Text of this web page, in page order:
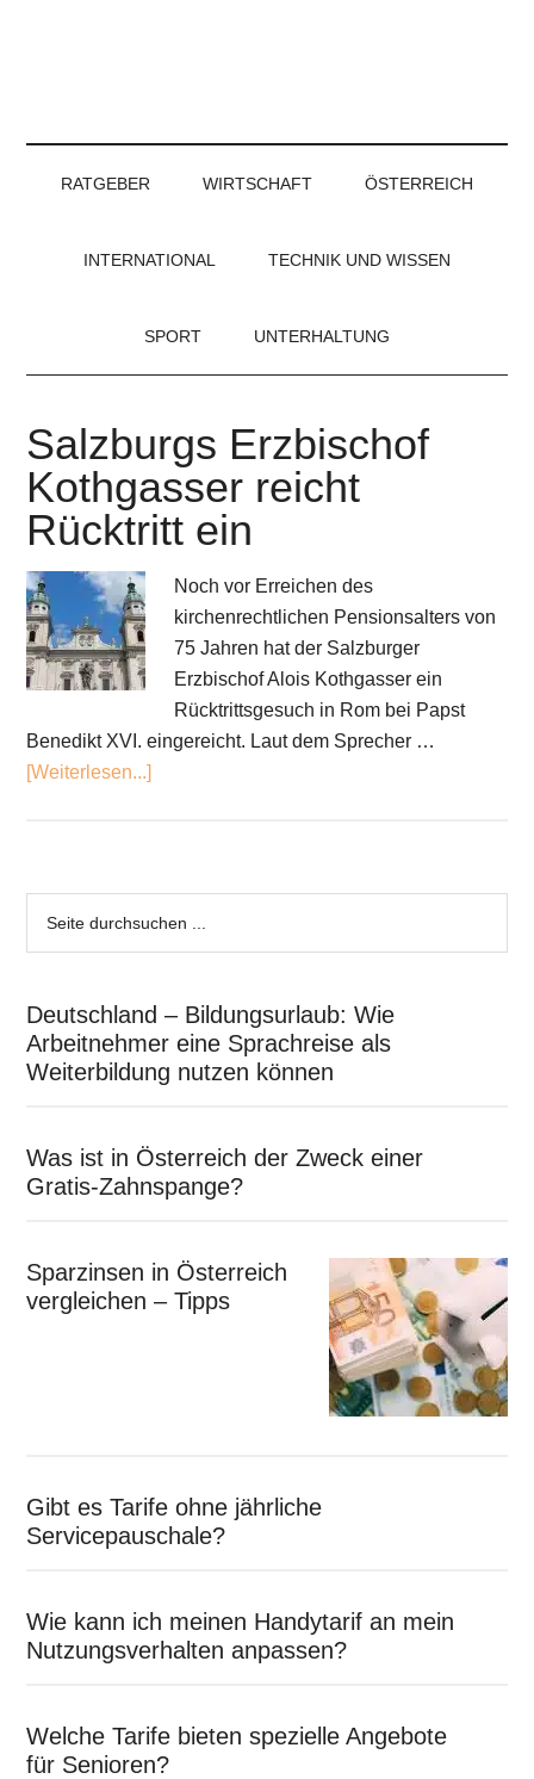
RATGEBER WIRTSCHAFT ÖSTERREICH
INTERNATIONAL TECHNIK UND WISSEN
SPORT UNTERHALTUNG
Salzburgs Erzbischof
Kothgasser reicht
Rücktritt ein
Noch vor Erreichen des
kirchenrechtlichen Pensionsalters von
75 Jahren hat der Salzburger
Erzbischof Alois Kothgasser ein
Rücktrittsgesuch in Rom bei Papst
Benedikt XVI. eingereicht. Laut dem Sprecher …
[Weiterlesen...]
Deutschland – Bildungsurlaub: Wie
Arbeitnehmer eine Sprachreise als
Weiterbildung nutzen können
Was ist in Österreich der Zweck einer
Gratis-Zahnspange?
Sparzinsen in Österreich
vergleichen – Tipps
Gibt es Tarife ohne jährliche
Servicepauschale?
Wie kann ich meinen Handytarif an mein
Nutzungsverhalten anpassen?
Welche Tarife bieten spezielle Angebote
für Senioren?